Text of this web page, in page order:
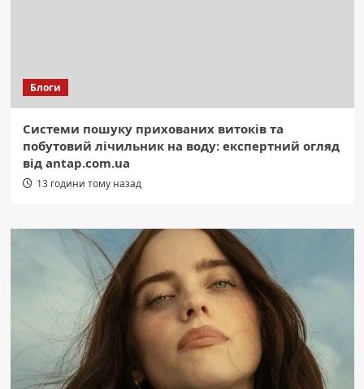
Блоги
Системи пошуку прихованих витоків та
побутовий лічильник на воду: експертний огляд
від antap.com.ua
13 години тому назад